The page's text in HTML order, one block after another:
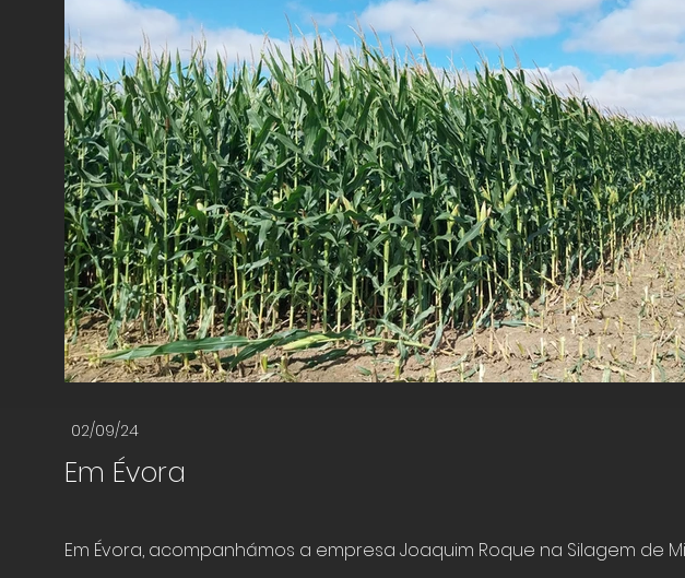
02/09/24
Em Évora
Em Évora, acompanhámos a empresa Joaquim Roque na Silagem de